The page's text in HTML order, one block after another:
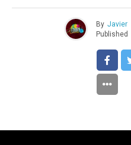
By Javier
Published